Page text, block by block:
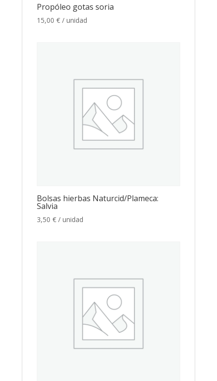
Propóleo gotas soria
15,00 € / unidad
Bolsas hierbas Naturcid/Plameca:
Salvia
3,50 € / unidad